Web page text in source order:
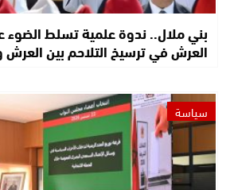
بني ملال.. ندوة علمية تسلط الضوء
العرش في ترسيخ التلاحم بين
سياسة